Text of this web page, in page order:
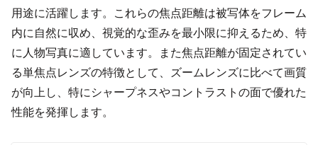
用途に活躍します。これらの焦点距離は被写体をフレーム
内に自然に収め、視覚的な歪みを最小限に抑えるため、特
に人物写真に適しています。また焦点距離が固定されてい
る単焦点レンズの特徴として、ズームレンズに比べて画質
が向上し、特にシャープネスやコントラストの面で優れた
性能を発揮します。